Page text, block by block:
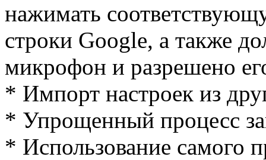
нажимать
строки Google, а также
микрофон и разрешено
* Импорт настроек из
* Упрощенный процесс
* Использование самого